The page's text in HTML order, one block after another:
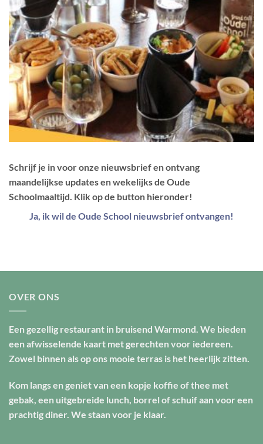
Schrijf je in voor onze nieuwsbrief en ontvang
maandelijkse updates en wekelijks de Oude
Schoolmaaltijd. Klik op de button hieronder!
Ja, ik wil de Oude School nieuwsbrief ontvangen!
OVER ONS
Een gezellig restaurant in bruisend Warmond. We bieden
een afwisselende kaart met gerechten voor iedereen.
Zowel binnen als op ons mooie terras is het heerlijk zitten.
Kom langs en geniet van een kopje koffie of thee met
gebak, een uitgebreide lunch, borrel of schuif aan voor een
prachtig diner. We staan voor je klaar.